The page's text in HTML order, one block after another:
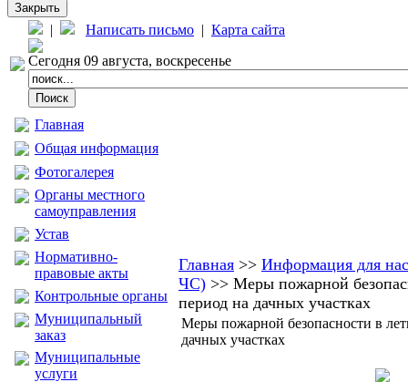
Закрыть
| Написать письмо | Карта сайта
Сегодня 09 августа, воскресенье
Главная
Общая информация
Фотогалерея
Органы местного
самоуправления
Устав
Нормативно-
правовые акты
Контрольные органы
Муниципальный
заказ
Муниципальные
услуги
Главная >> Информация для
ЧС) >> Меры пожарной
период на дачных участках
Меры пожарной безопасности в
дачных участках